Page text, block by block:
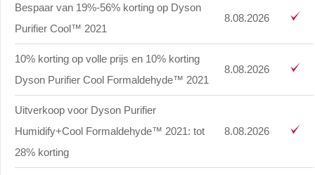
Bespaar van 19%-56% korting op Dyson
Purifier Cool™ 2021
8.08.2026
10% korting op volle prijs en 10% korting
Dyson Purifier Cool Formaldehyde™ 2021
8.08.2026
Uitverkoop voor Dyson Purifier
Humidify+Cool Formaldehyde™ 2021: tot
28% korting
8.08.2026